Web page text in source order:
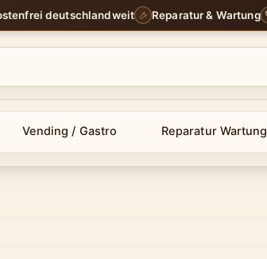
deutschlandweit Reparatur & Wartung
Vending / Gastro Reparatur Wartung